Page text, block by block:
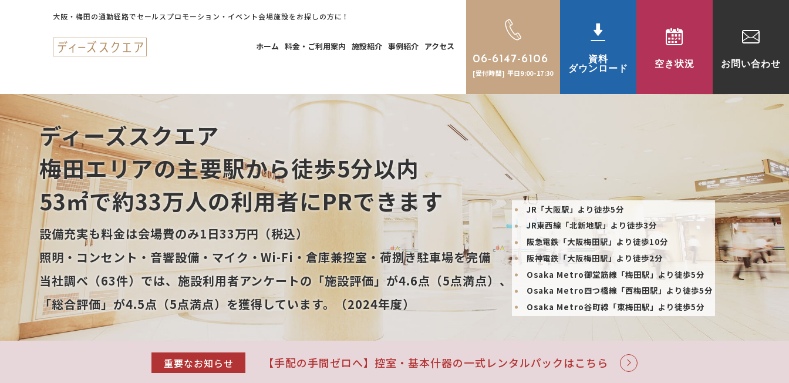
大阪・梅田の通勤経路でセールスプロモーション・イベント会場施設をお探しの方に！
ホーム 料金・ご利用案内 施設紹介 事例紹介 アクセス
06-6147-6106
[受付時間] 平日9:00-17:30
資料
ダウンロード
空き状況 お問い合わせ
ディーズスクエア
梅田エリアの主要駅から徒歩5分以内
53㎡で約33万人の利用者にPRできます
設備充実も料金は会場費のみ1日33万円（税込）
照明・コンセント・音響設備・マイク・Wi-Fi・倉庫兼控室・荷捌き駐車場を完備
当社調べ（63件）では、施設利用者アンケートの「施設評価」が4.6点（5点満点）、
「総合評価」が4.5点（5点満点）を獲得しています。（2024年度）
JR「大阪駅」より徒歩5分
JR東西線「北新地駅」より徒歩3分
阪急電鉄「大阪梅田駅」より徒歩10分
阪神電鉄「大阪梅田駅」より徒歩2分
Osaka Metro御堂筋線「梅田駅」より徒歩5分
Osaka Metro四つ橋線「西梅田駅」より徒歩5分
Osaka Metro谷町線「東梅田駅」より徒歩5分
重要なお知らせ 【手配の手間ゼロへ】控室・基本什器の一式レンタルパックはこちら